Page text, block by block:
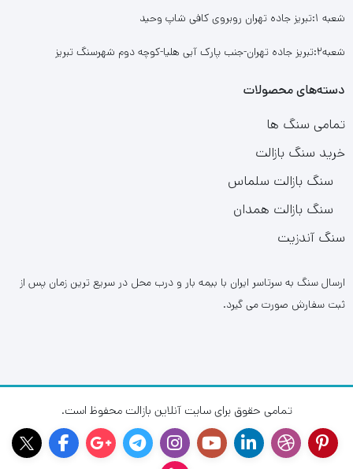
شعبه ۱:تبریز جاده تهران روبروی کافی شاپ وحید
شعبه۲:تبریز جاده تهران-جنب پارک آبی هلیا-کوچه دوم شهرسنگ تبریز
دسته‌های محصولات
تمامی سنگ ها
خرید سنگ بازالت
سنگ بازالت سلماس
سنگ بازالت همدان
سنگ آندزیت
ارسال سنگ به سرتاسر ایران با بیمه بار و درب محل در سریع ترین زمان پس از
ثبت سفارش صورت می گیرد.
تمامی حقوق برای سایت آنلاین بازالت محفوظ است.